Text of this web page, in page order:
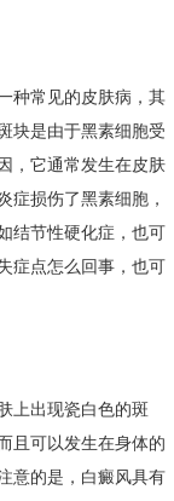
种常见的皮肤病，其
块是由于黑素细胞受
，它通常发生在皮肤
症损伤了黑素细胞，
结节性硬化症，也可
症点怎么回事，也可
上出现瓷白色的斑
且可以发生在身体的
意的是，白癜风具有